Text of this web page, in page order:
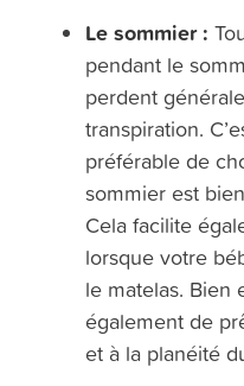
Le sommier :
pendant le
perdent
transpiration.
préférable de
sommier est
Cela facilite
lorsque votre
le matelas. Bien
également de
et à la planéité